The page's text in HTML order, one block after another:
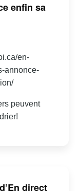
enfin sa
en-
annonce-
peuvent
direct